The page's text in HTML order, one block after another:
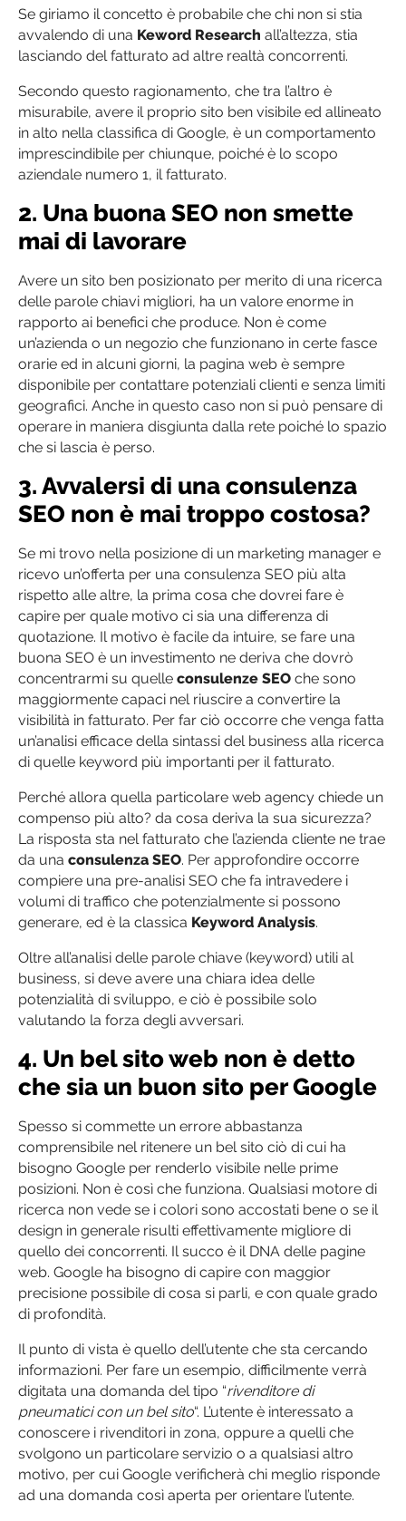
Se giriamo il concetto è probabile che chi non si stia
avvalendo di una Keword Research all’altezza, stia
lasciando del fatturato ad altre realtà concorrenti.
Secondo questo ragionamento, che tra l’altro è
misurabile, avere il proprio sito ben visibile ed allineato
in alto nella classifica di Google, è un comportamento
imprescindibile per chiunque, poiché è lo scopo
aziendale numero 1, il fatturato.
2. Una buona SEO non smette
mai di lavorare
Avere un sito ben posizionato per merito di una ricerca
delle parole chiavi migliori, ha un valore enorme in
rapporto ai benefici che produce. Non è come
un’azienda o un negozio che funzionano in certe fasce
orarie ed in alcuni giorni, la pagina web è sempre
disponibile per contattare potenziali clienti e senza limiti
geografici. Anche in questo caso non si può pensare di
operare in maniera disgiunta dalla rete poiché lo spazio
che si lascia è perso.
3. Avvalersi di una consulenza
SEO non è mai troppo costosa?
Se mi trovo nella posizione di un marketing manager e
ricevo un’offerta per una consulenza SEO più alta
rispetto alle altre, la prima cosa che dovrei fare è
capire per quale motivo ci sia una differenza di
quotazione. Il motivo è facile da intuire, se fare una
buona SEO è un investimento ne deriva che dovrò
concentrarmi su quelle consulenze SEO che sono
maggiormente capaci nel riuscire a convertire la
visibilità in fatturato. Per far ciò occorre che venga fatta
un’analisi efficace della sintassi del business alla ricerca
di quelle keyword più importanti per il fatturato.
Perché allora quella particolare web agency chiede un
compenso più alto? da cosa deriva la sua sicurezza?
La risposta sta nel fatturato che l’azienda cliente ne trae
da una consulenza SEO. Per approfondire occorre
compiere una pre-analisi SEO che fa intravedere i
volumi di traffico che potenzialmente si possono
generare, ed è la classica Keyword Analysis.
Oltre all’analisi delle parole chiave (keyword) utili al
business, si deve avere una chiara idea delle
potenzialità di sviluppo, e ciò è possibile solo
valutando la forza degli avversari.
4. Un bel sito web non è detto
che sia un buon sito per Google
Spesso si commette un errore abbastanza
comprensibile nel ritenere un bel sito ciò di cui ha
bisogno Google per renderlo visibile nelle prime
posizioni. Non è così che funziona. Qualsiasi motore di
ricerca non vede se i colori sono accostati bene o se il
design in generale risulti effettivamente migliore di
quello dei concorrenti. Il succo è il DNA delle pagine
web. Google ha bisogno di capire con maggior
precisione possibile di cosa si parli, e con quale grado
di profondità.
Il punto di vista è quello dell’utente che sta cercando
informazioni. Per fare un esempio, difficilmente verrà
digitata una domanda del tipo “rivenditore di
pneumatici con un bel sito“. L’utente è interessato a
conoscere i rivenditori in zona, oppure a quelli che
svolgono un particolare servizio o a qualsiasi altro
motivo, per cui Google verificherà chi meglio risponde
ad una domanda così aperta per orientare l’utente.